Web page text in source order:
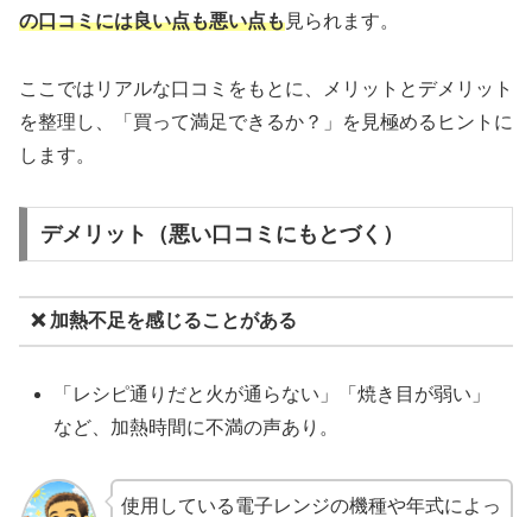
の口コミには良い点も悪い点も見られます。
ここではリアルな口コミをもとに、メリットとデメリット
を整理し、「買って満足できるか？」を見極めるヒントに
します。
デメリット（悪い口コミにもとづく）
❌ 加熱不足を感じることがある
「レシピ通りだと火が通らない」「焼き目が弱い」
など、加熱時間に不満の声あり。
使用している電子レンジの機種や年式によっ